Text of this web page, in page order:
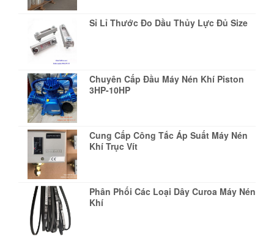
Sỉ Lỉ Thước Đo Dầu Thủy Lực Đủ Size
Chuyên Cấp Đầu Máy Nén Khí Piston
3HP-10HP
Cung Cấp Công Tắc Áp Suất Máy Nén
Khí Trục Vít
Phân Phối Các Loại Dây Curoa Máy Nén
Khí